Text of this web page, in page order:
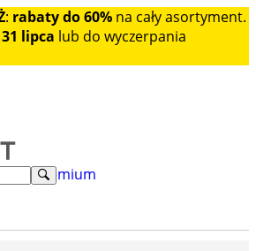
: rabaty do 60% na cały asortyment.
lipca lub do wyczerpania
premium